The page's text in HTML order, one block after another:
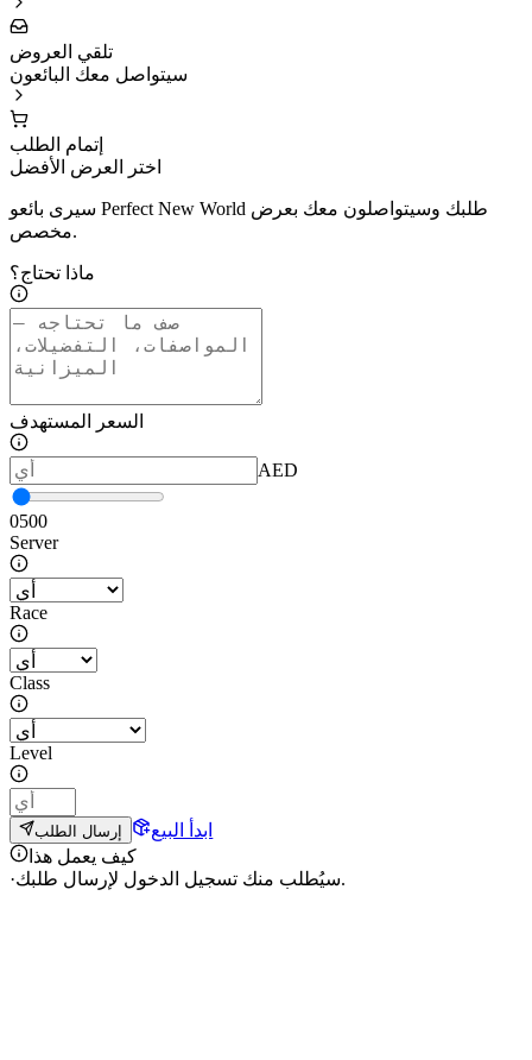
تلقي العروض
سيتواصل معك البائعون
إتمام الطلب
اختر العرض الأفضل
سيرى بائعو Perfect New World طلبك وسيتواصلون معك بعرض
مخصص.
ماذا تحتاج؟
السعر المستهدف
AED
0500
Server
Race
Class
Level
إرسال الطلب
ابدأ البيع
كيف يعمل هذا
·
سيُطلب منك تسجيل الدخول لإرسال طلبك.